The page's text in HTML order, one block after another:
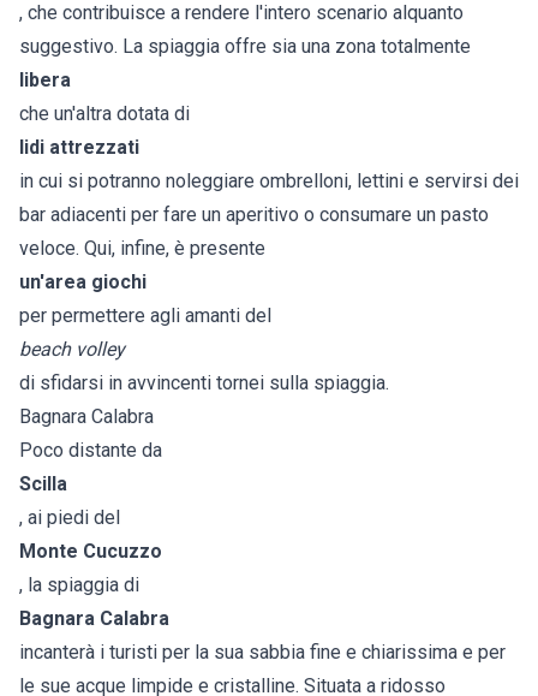
, che contribuisce a rendere l'intero scenario alquanto
suggestivo. La spiaggia offre sia una zona totalmente
libera
che un'altra dotata di
lidi attrezzati
in cui si potranno noleggiare ombrelloni, lettini e servirsi dei
bar adiacenti per fare un aperitivo o consumare un pasto
veloce. Qui, infine, è presente
un'area giochi
per permettere agli amanti del
beach volley
di sfidarsi in avvincenti tornei sulla spiaggia.
Bagnara Calabra
Poco distante da
Scilla
, ai piedi del
Monte Cucuzzo
, la spiaggia di
Bagnara Calabra
incanterà i turisti per la sua sabbia fine e chiarissima e per
le sue acque limpide e cristalline. Situata a ridosso